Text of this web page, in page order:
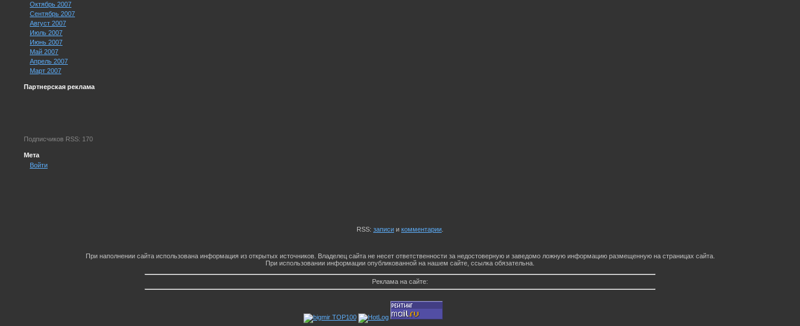
Октябрь 2007
Сентябрь 2007
Август 2007
Июль 2007
Июнь 2007
Май 2007
Апрель 2007
Март 2007
Партнерская реклама
Подписчиков RSS: 170
Мета
Войти
RSS: записи и комментарии
При наполнении сайта использована информация из открытых источников. Владелец сайта не несет ответственности за недостоверную и заведомо ложную информацию размещенную на страницах сайта.
При использовании информации опубликованной на нашем сайте, ссылка обязательна.
Реклама на сайте: